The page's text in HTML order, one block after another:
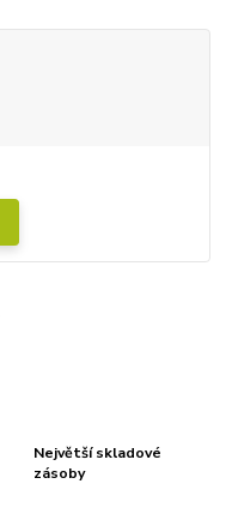
Největší skladové
zásoby